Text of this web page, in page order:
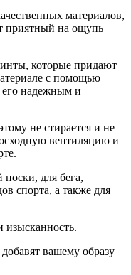
материалов,
приятный на ощупь
которые придают
с помощью
его надежным и
не стирается и не
вентиляцию и
носки, для бега,
спорта, а также для
изысканность.
вашему образу